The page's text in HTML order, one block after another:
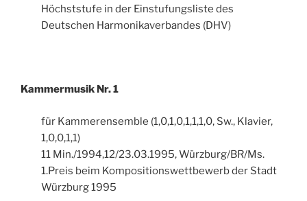
Höchststufe in der Einstufungsliste des
Deutschen Harmonikaverbandes (DHV)
Kammermusik Nr. 1
für Kammerensemble (1,0,1,0,1,1,1,0, Sw., Klavier,
1,0,0,1,1)
11 Min./1994,12/23.03.1995, Würzburg/BR/Ms.
1.Preis beim Kompositionswettbewerb der Stadt
Würzburg 1995